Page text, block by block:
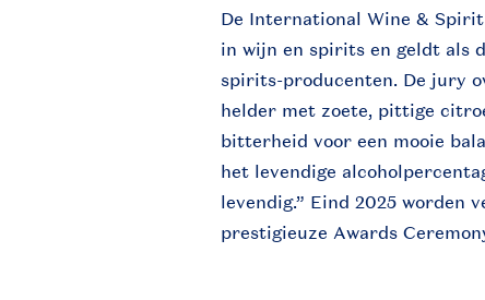
De International Wine &
in wijn en spirits en geldt als
spirits-producenten. De jury
helder met zoete, pittige
bitterheid voor een mooie
het levendige
levendig.” Eind 2025 worden
prestigieuze Awards